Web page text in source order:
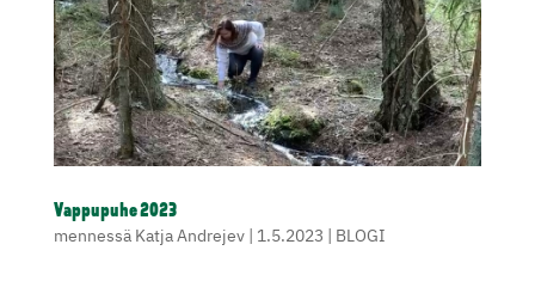
Vappupuhe 2023
mennessä Katja Andrejev| 1.5.2023 | BLOGI